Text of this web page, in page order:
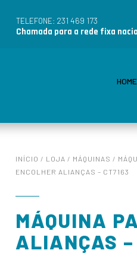
TELEFONE: 231 469 173
Chamada para a rede fixa
HOME
INÍCIO / LOJA / MÁQUINAS /
ENCOLHER ALIANÇAS – CT7163
MÁQUINA
ALIANÇAS